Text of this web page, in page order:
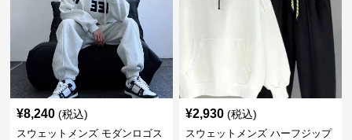
¥8,240 (税込)
スウェットメンズ モダンロゴス
¥2,930 (税込)
スウェットメンズ ハーフジップ